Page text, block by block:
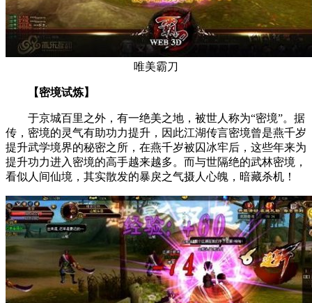
唯美霸刀
【密境试炼】
于京城百里之外，有一绝美之地，被世人称为“密境”。据
传，密境的灵气有助功力提升，因此江湖传言密境曾是燕千岁
提升武学境界的秘密之所，在燕千岁被囚冰牢后，这些年来为
提升功力进入密境的高手越来越多。而与世隔绝的武林密境，
看似人间仙境，其实散发的暴戾之气摄人心魄，暗藏杀机！